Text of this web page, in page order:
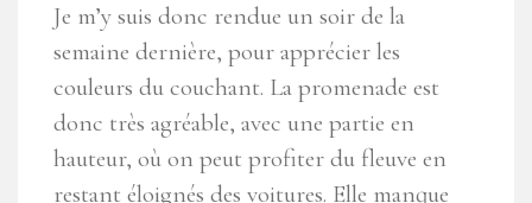
Je m’y suis donc rendue un soir de la
semaine dernière, pour apprécier les
couleurs du couchant. La promenade est
donc très agréable, avec une partie en
hauteur, où on peut profiter du fleuve en
restant éloignés des voitures. Elle manque